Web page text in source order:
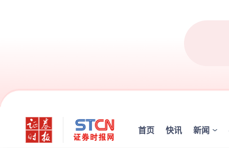
首页 快讯 新闻